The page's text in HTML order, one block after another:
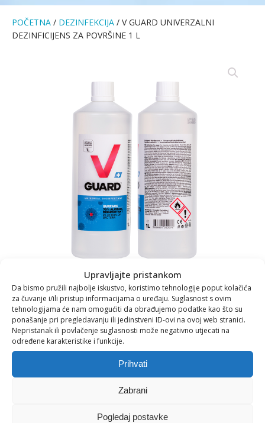
Upravljajte pristankom
Da bismo pružili najbolje iskustvo, koristimo tehnologije poput kolačića
za čuvanje i/ili pristup informacijama o uređaju. Suglasnost s ovim
tehnologijama će nam omogućiti da obrađujemo podatke kao što su
ponašanje pri pregledavanju ili jedinstveni ID-ovi na ovoj web stranici.
Nepristanak ili povlačenje suglasnosti može negativno utjecati na
određene karakteristike i funkcije.
Prihvati
Zabrani
Pogledaj postavke
POČETNA / DEZINFEKCIJA / V GUARD UNIVERZALNI
DEZINFICIJENS ZA POVRŠINE 1 L
V Guard univerzalni
dezinficijens za površine 1 l
Proizvođač: Alfa Car d.o.o., 3. travnja 58,